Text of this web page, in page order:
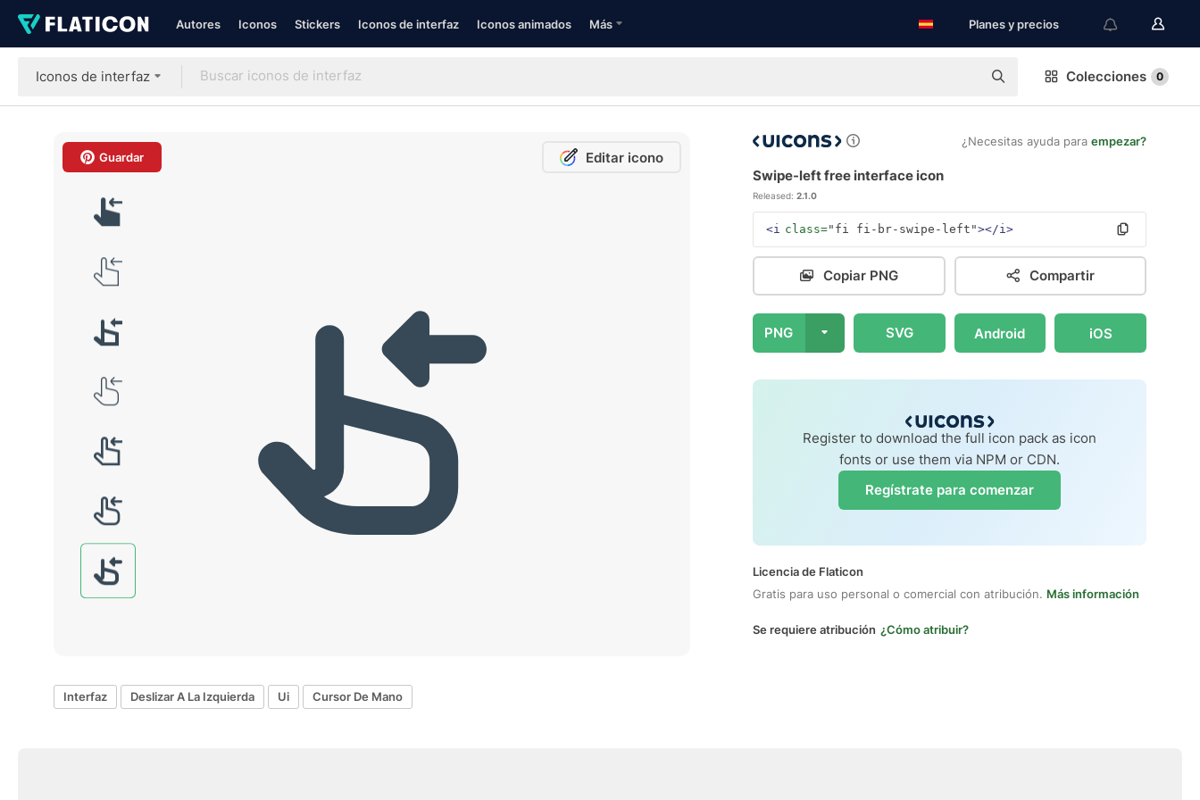
Autores Iconos Stickers Iconos de interfaz Iconos animados Más Planes y precios
Iconos de interfaz Colecciones 0
Guardar Editar icono
¿Necesitas ayuda para empezar?
Swipe-left free interface icon
Released: 2.1.0
<i class="fi fi-br-swipe-left"></i>
Copiar PNG Compartir
PNG SVG Android iOS
Register to download the full icon pack as icon
fonts or use them via NPM or CDN.
Regístrate para comenzar
Licencia de Flaticon
Gratis para uso personal o comercial con atribución. Más información
Se requiere atribución ¿Cómo atribuir?
Interfaz Deslizar A La Izquierda Ui Cursor De Mano